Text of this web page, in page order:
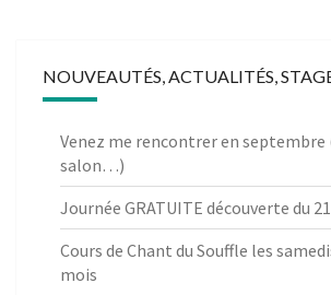
NOUVEAUTÉS, ACTUALITÉS,
Venez me rencontrer en septembre
salon…)
Journée GRATUITE découverte du
Cours de Chant du Souffle les
mois